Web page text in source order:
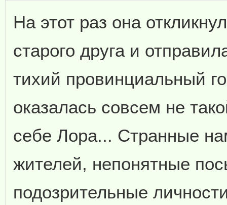
На этот раз она
старого друга и
тихий провинциальный
оказалась совсем не
себе Лора... Странные
жителей, непонятные
подозрительные